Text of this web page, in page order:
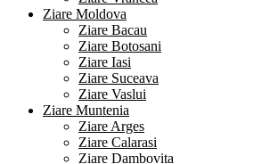
Ziare Moldova
Ziare Bacau
Ziare Botosani
Ziare Iasi
Ziare Suceava
Ziare Vaslui
Ziare Muntenia
Ziare Arges
Ziare Calarasi
Ziare Dambovita